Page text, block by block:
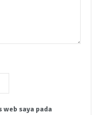
web saya pada